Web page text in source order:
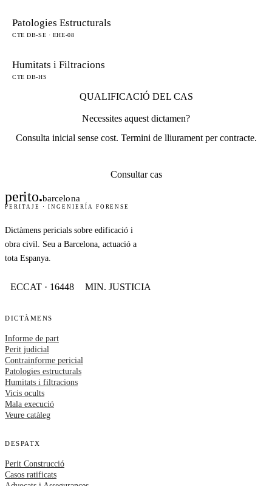
Patologies Estructurals
CTE DB-SE · EHE-08
Humitats i Filtracions
CTE DB-HS
QUALIFICACIÓ DEL CAS
Necessites aquest dictamen?
Consulta inicial sense cost. Termini de lliurament per contracte.
Consultar cas
perito.barcelona
PERITAJE · INGENIERÍA FORENSE
Dictàmens pericials sobre edificació i
obra civil. Seu a Barcelona, actuació a
tota Espanya.
ECCAT · 16448 MIN. JUSTICIA
DICTÀMENS
Informe de part
Perit judicial
Contrainforme pericial
Patologies estructurals
Humitats i filtracions
Vicis ocults
Mala execució
Veure catàleg
DESPATX
Perit Construcció
Casos ratificats